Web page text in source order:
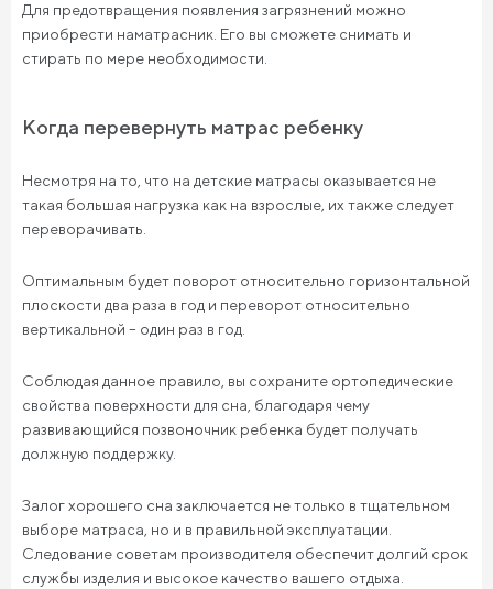
Для предотвращения появления загрязнений можно
приобрести наматрасник. Его вы сможете снимать и
стирать по мере необходимости.
Когда перевернуть матрас ребенку
Несмотря на то, что на детские матрасы оказывается не
такая большая нагрузка как на взрослые, их также следует
переворачивать.
Оптимальным будет поворот относительно горизонтальной
плоскости два раза в год и переворот относительно
вертикальной – один раз в год.
Соблюдая данное правило, вы сохраните ортопедические
свойства поверхности для сна, благодаря чему
развивающийся позвоночник ребенка будет получать
должную поддержку.
Залог хорошего сна заключается не только в тщательном
выборе матраса, но и в правильной эксплуатации.
Следование советам производителя обеспечит долгий срок
службы изделия и высокое качество вашего отдыха.